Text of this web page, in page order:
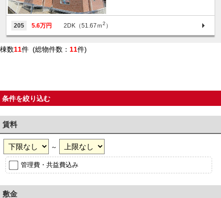
205 5.6万円 2DK（51.67ｍ2 ）
棟数11件 (総物件数： 11件)
条件を絞り込む
賃料
～
管理費・共益費込み
敷金